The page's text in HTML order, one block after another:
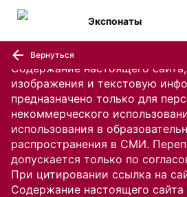
Содержание настоящего
изображения и текстовую
предназначено только для
некоммерческого
использования в
распространения в СМИ.
допускается только по
При цитировании ссылка на
Содержание настоящего
Экспонаты
Вернуться